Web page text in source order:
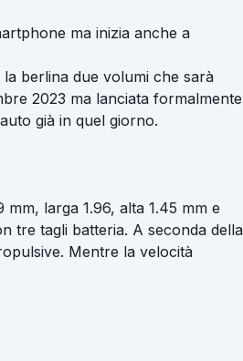
ma inizia anche a
berlina due volumi che sarà
2023 ma lanciata formalmente
già in quel giorno.
larga 1.96, alta 1.45 mm e
tre tagli batteria. A seconda della
Mentre la velocità